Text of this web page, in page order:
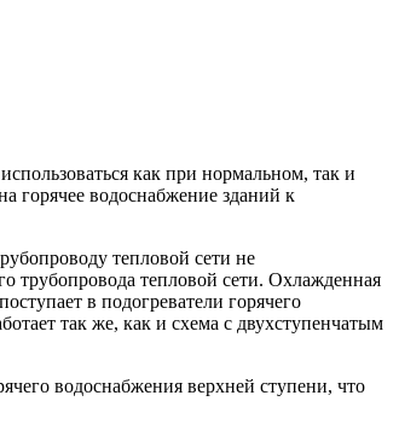
как при нормальном, так и
горячее водоснабжение зданий к
тепловой сети не
трубопровода тепловой сети. Охлажденная
в подогреватели горячего
так же, как и схема с двухступенчатым
водоснабжения верхней ступени, что